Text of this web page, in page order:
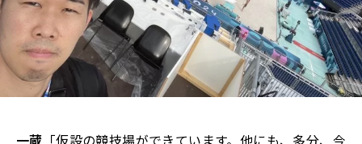
一蔵 「仮設の競技場ができています。他にも、多分、今